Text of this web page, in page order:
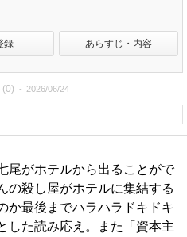
録 あらすじ・内容
(0) 2026/06/24
尾がホテルから出ることがで
の殺し屋がホテルに集結する
か最後までハラハラドキドキ
した読み応え。また「資本主